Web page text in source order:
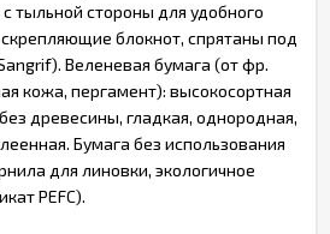
тыльной стороны для удобного
блокнот, спрятаны под
Веленевая бумага (от фр.
кожа, пергамент): высокосортная
древесины, гладкая, однородная,
Бумага без использования
для линовки, экологичное
PEFC).